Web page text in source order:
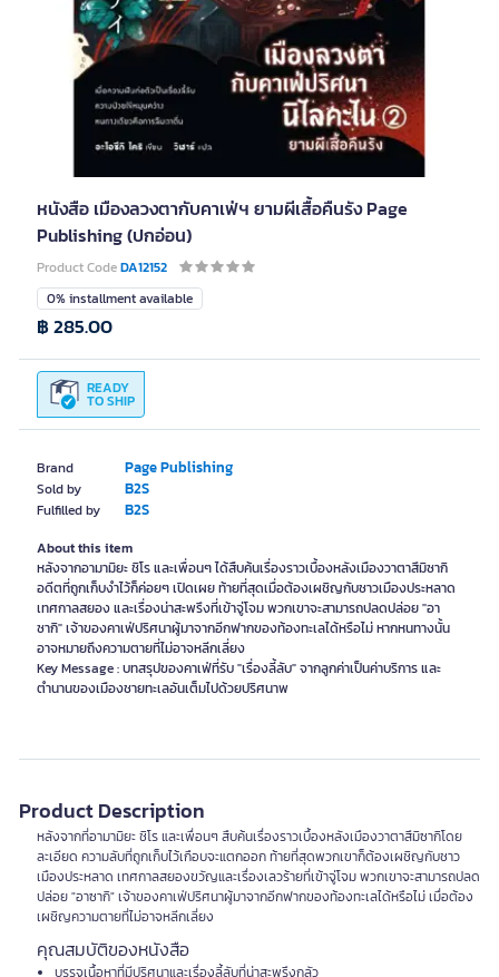
หนังสือ เมืองลวงตากับคาเฟ่ฯ ยามผีเสื้อคืนรัง Page
Publishing (ปกอ่อน)
Product CodeDA12152
Brand Page Publishing
Sold by B2S
Fulfilled by B2S
0% installment available
READY
TO SHIP
฿ 285.00
About this item
หลังจากอามามิยะ ชิโร และเพื่อนๆ ได้สืบค้นเรื่องราวเบื้องหลังเมืองวาตาสึมิซากิ
อดีตที่ถูกเก็บงำไว้ก็ค่อยๆ เปิดเผย ท้ายที่สุดเมื่อต้องเผชิญกับชาวเมืองประหลาด
เทศกาลสยอง และเรื่องน่าสะพรึงที่เข้าจู่โจม พวกเขาจะสามารถปลดปล่อย "อา
ซากิ" เจ้าของคาเฟ่ปริศนาผู้มาจากอีกฟากของท้องทะเลได้หรือไม่ หากหนทางนั้น
อาจหมายถึงความตายที่ไม่อาจหลีกเลี่ยง
Key Message : บทสรุปของคาเฟ่ที่รับ "เรื่องลี้ลับ" จากลูกค่าเป็นค่าบริการ และ
ตำนานของเมืองชายทะเลอันเต็มไปด้วยปริศนาพ
Product Description
หลังจากที่อามามิยะ ชิโร และเพื่อนๆ สืบค้นเรื่องราวเบื้องหลังเมืองวาตาสึมิซากิโดย
ละเอียด ความลับที่ถูกเก็บไว้เกือบจะแตกออก ท้ายที่สุดพวกเขาก็ต้องเผชิญกับชาว
เมืองประหลาด เทศกาลสยองขวัญและเรื่องเลวร้ายที่เข้าจู่โจม พวกเขาจะสามารถปลด
ปล่อย "อาซากิ" เจ้าของคาเฟ่ปริศนาผู้มาจากอีกฟากของท้องทะเลได้หรือไม่ เมื่อต้อง
เผชิญความตายที่ไม่อาจหลีกเลี่ยง
คุณสมบัติของหนังสือ
บรรจุเนื้อหาที่มีปริศนาและเรื่องลี้ลับที่น่าสะพรึงกลัว